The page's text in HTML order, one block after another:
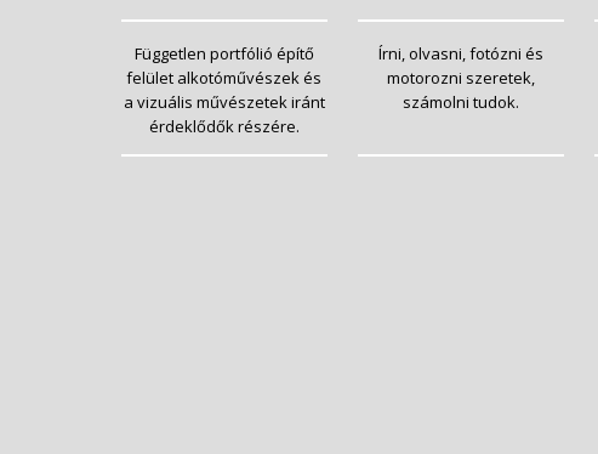
Független portfólió építő
felület alkotóművészek és
a vizuális művészetek iránt
érdeklődők részére.
Írni, olvasni, fotózni és
motorozni szeretek,
számolni tudok.